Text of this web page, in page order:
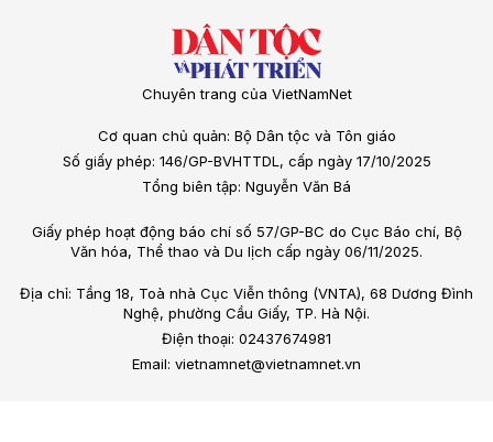
Chuyên trang của VietNamNet
Cơ quan chủ quản: Bộ Dân tộc và Tôn giáo
Số giấy phép: 146/GP-BVHTTDL, cấp ngày 17/10/2025
Tổng biên tập: Nguyễn Văn Bá
Giấy phép hoạt động báo chí số 57/GP-BC do Cục Báo chí, Bộ
Văn hóa, Thể thao và Du lịch cấp ngày 06/11/2025.
Địa chỉ: Tầng 18, Toà nhà Cục Viễn thông (VNTA), 68 Dương Đình
Nghệ, phường Cầu Giấy, TP. Hà Nội.
Điện thoại: 02437674981
Email: vietnamnet@vietnamnet.vn